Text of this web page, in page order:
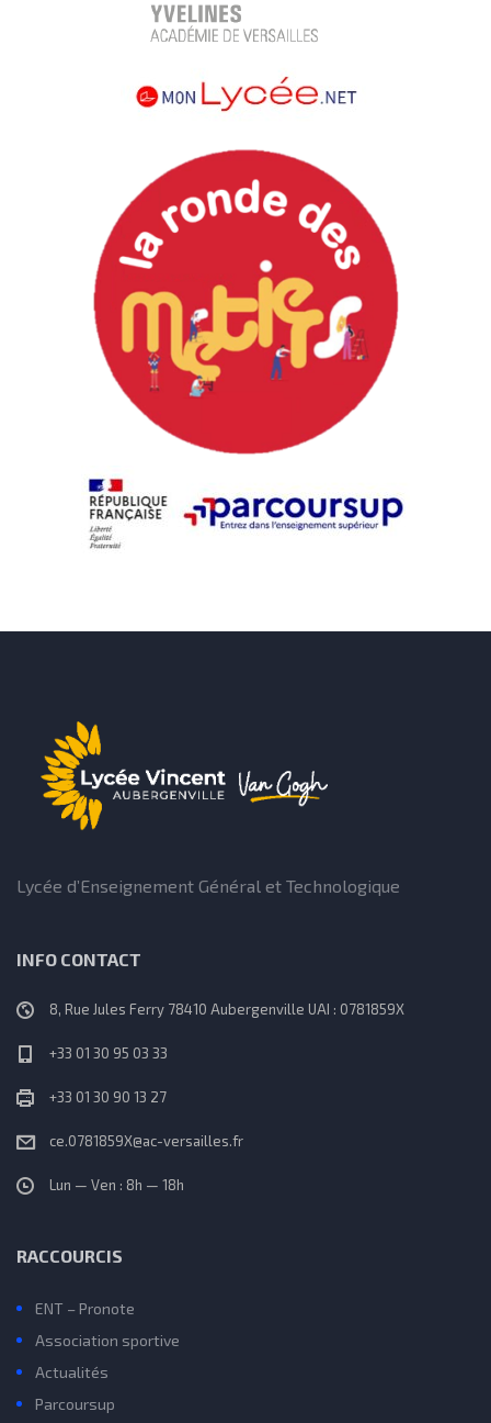
Lycée d’Enseignement Général et Technologique
INFO CONTACT
8, Rue Jules Ferry 78410 Aubergenville UAI : 0781859X
+33 01 30 95 03 33
+33 01 30 90 13 27
ce.0781859X@ac-versailles.fr
Lun — Ven : 8h — 18h
RACCOURCIS
ENT – Pronote
Association sportive
Actualités
Parcoursup